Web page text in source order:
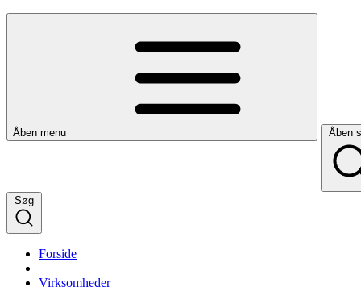
Åben menu Åben
Søg
Forside
Virksomheder